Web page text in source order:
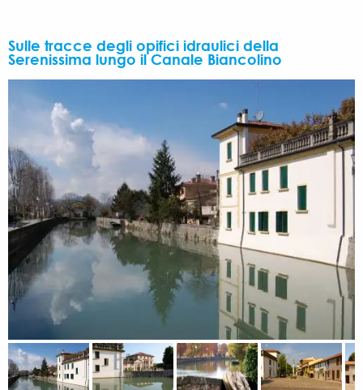
Sulle tracce degli opifici idraulici della
Serenissima lungo il Canale Biancolino